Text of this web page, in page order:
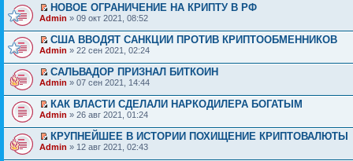
НОВОЕ ОГРАНИЧЕНИЕ НА КРИПТУ В РФ
Admin » 09 окт 2021, 08:52
США ВВОДЯТ САНКЦИИ ПРОТИВ КРИПТООБМЕННИКОВ
Admin » 22 сен 2021, 02:24
САЛЬВАДОР ПРИЗНАЛ БИТКОИН
Admin » 07 сен 2021, 14:44
КАК ВЛАСТИ СДЕЛАЛИ НАРКОДИЛЕРА БОГАТЫМ
Admin » 26 авг 2021, 01:24
КРУПНЕЙШЕЕ В ИСТОРИИ ПОХИЩЕНИЕ КРИПТОВАЛЮТЫ
Admin » 12 авг 2021, 02:43